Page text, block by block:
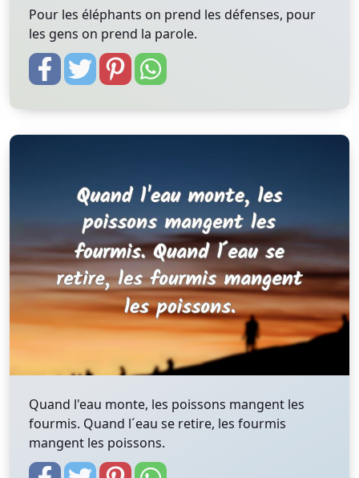
Pour les éléphants on prend les défenses, pour
les gens on prend la parole.
Quand l'eau monte, les poissons mangent les
fourmis. Quand l´eau se retire, les fourmis
mangent les poissons.